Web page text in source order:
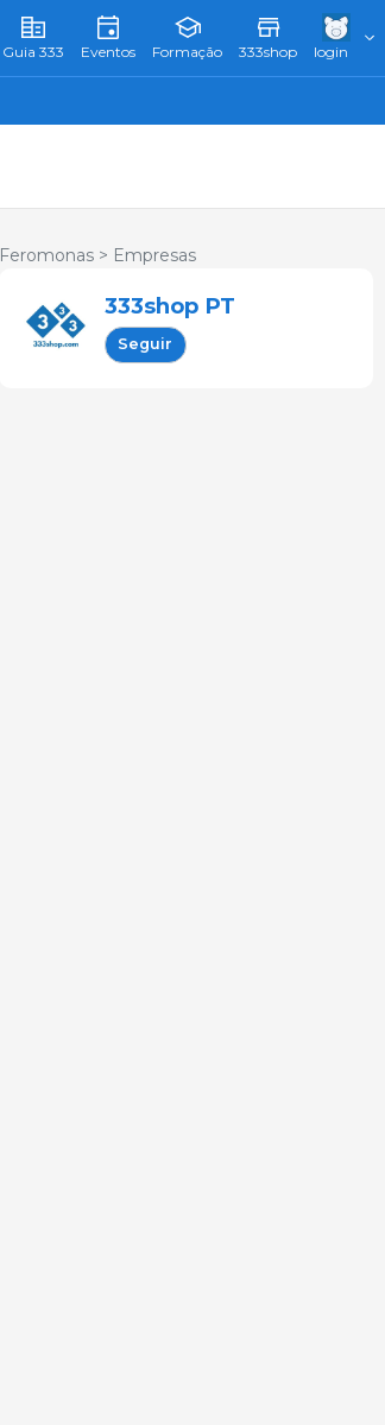
Guia 333 Eventos Formação 333shop login
Feromonas > Empresas
333shop PT
Seguir